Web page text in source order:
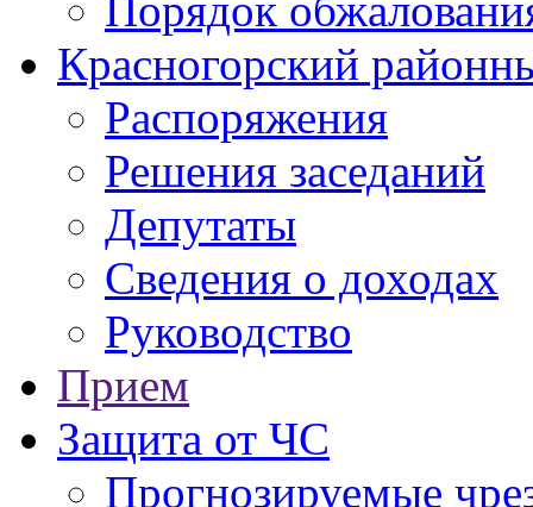
Красногорский
Распоряжения
Решения заседаний
Депутаты
Сведения о доходах
Руководство
Прием
Защита от ЧС
Прогнозируемые